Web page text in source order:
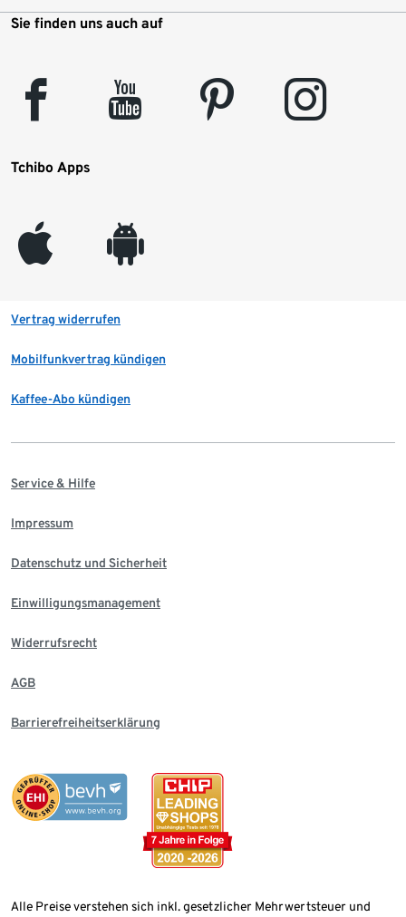
Sie finden uns auch auf
facebook youtube pinterest instagram
Tchibo Apps
appleinc android
Vertrag widerrufen
Mobilfunkvertrag kündigen
Kaffee-Abo kündigen
Service & Hilfe
Impressum
Datenschutz und Sicherheit
Einwilligungsmanagement
Widerrufsrecht
AGB
Barrierefreiheitserklärung
Alle Preise verstehen sich inkl. gesetzlicher Mehrwertsteuer und